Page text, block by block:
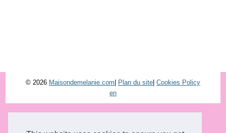
© 2026 Maisondemelanie.com| Plan du site| Cookies Policy
en